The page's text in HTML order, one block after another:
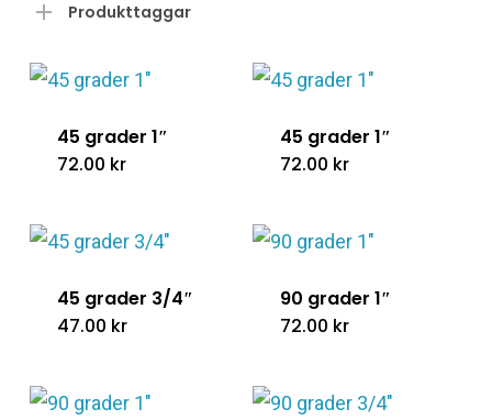
Produkttaggar
45 grader 1″
72.00 kr
45 grader 1″
72.00 kr
45 grader 3/4″
47.00 kr
90 grader 1″
72.00 kr